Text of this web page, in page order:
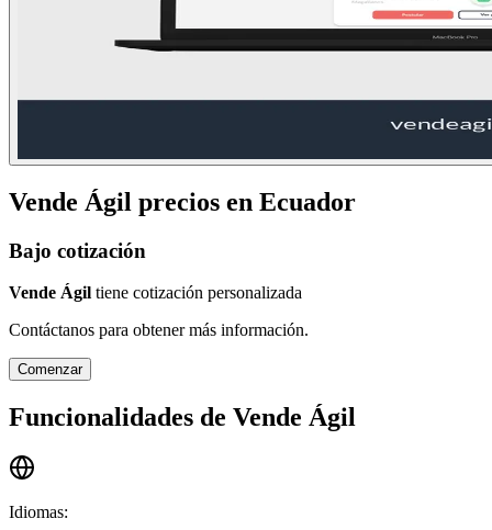
Vende Ágil precios en Ecuador
Bajo cotización
Vende Ágil tiene cotización personalizada
Contáctanos para obtener más información.
Comenzar
Funcionalidades de Vende Ágil
Idiomas: